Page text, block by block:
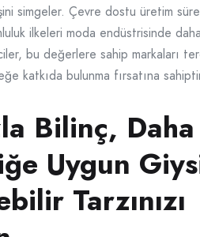
simgeler. Çevre dostu üretim
ilkeleri moda endüstrisinde
bu değerlere sahip markaları
katkıda bulunma fırsatına
Bilinç,
Uygun
Tarzınızı